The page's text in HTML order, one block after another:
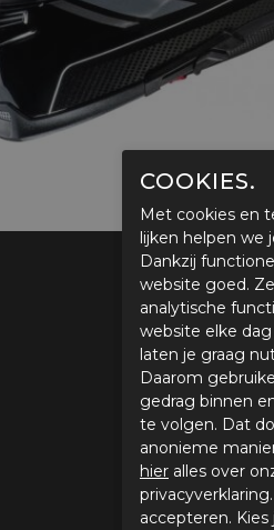
COOKIES.
Met cookies en
lijken helpen we
Dankzij
website goed.
analytische
website elke
laten je graag
Daarom
gedrag binnen
te volgen. Dat
anonieme
hier alles over
accepteren. Kies